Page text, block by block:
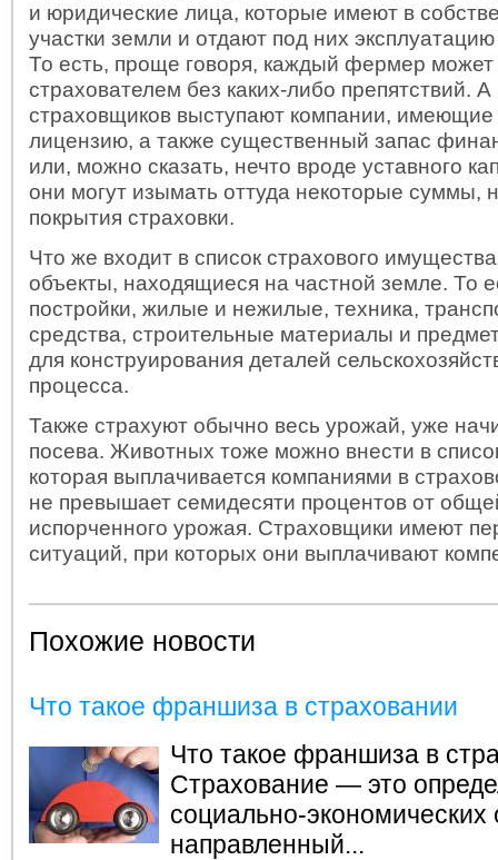
и юридические лица, которые имеют в
участки земли и отдают под них эксплуатацию
То есть, проще говоря, каждый фермер может
страхователем без каких-либо препятствий.
страховщиков выступают компании,
лицензию, а также существенный запас
или, можно сказать, нечто вроде уставного
они могут изымать оттуда некоторые суммы,
покрытия страховки.
Что же входит в список страхового
объекты, находящиеся на частной земле. То
постройки, жилые и нежилые, техника,
средства, строительные материалы и
для конструирования деталей
процесса.
Также страхуют обычно весь урожай, уже
посева. Животных тоже можно внести в
которая выплачивается компаниями в
не превышает семидесяти процентов от
испорченного урожая. Страховщики имеют
ситуаций, при которых они выплачивают
Похожие новости
Что такое франшиза в страховании
Что такое франшиза в
Страхование — это
социально-
направленный...